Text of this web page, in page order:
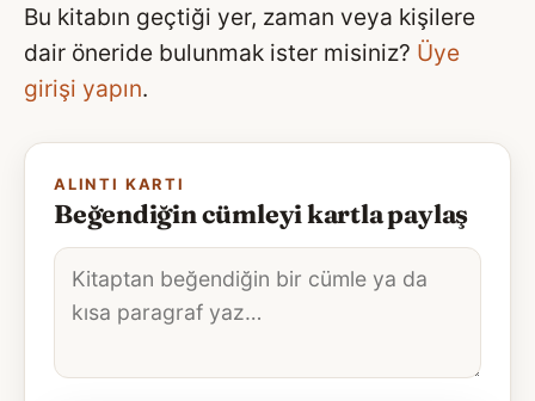
Bu kitabın geçtiği yer, zaman veya kişilere
dair öneride bulunmak ister misiniz? Üye
girişi yapın.
ALINTI KARTI
Beğendiğin cümleyi kartla paylaş
Alıntı
metni